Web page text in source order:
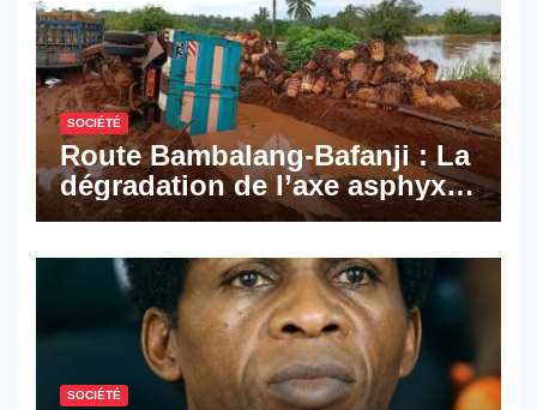
SOCIÉTÉ
Route Bambalang-Bafanji : La
dégradation de l’axe asphyxie
les activités économiques
SOCIÉTÉ